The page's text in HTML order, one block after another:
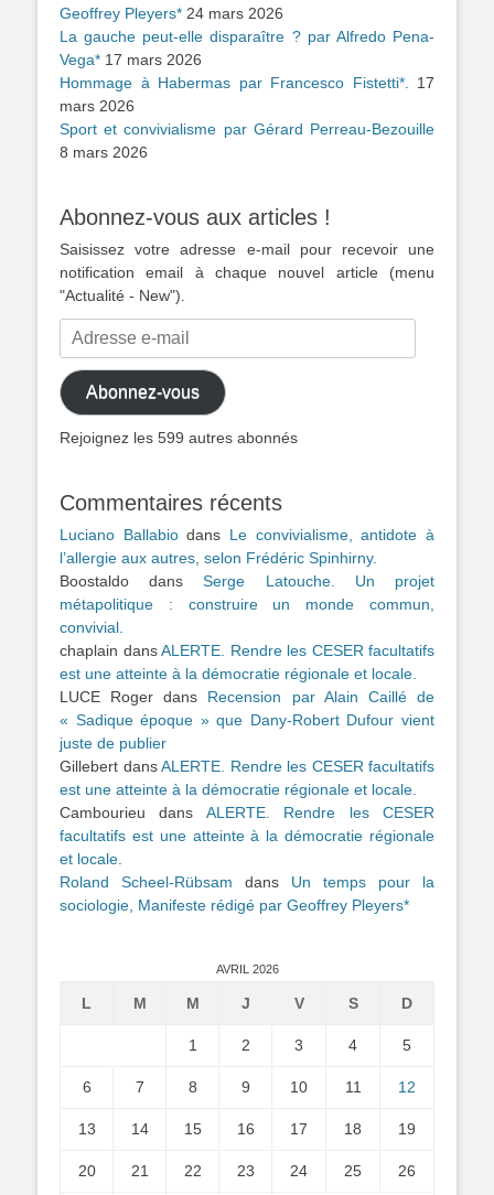
Geoffrey Pleyers* 24 mars 2026
La gauche peut-elle disparaître ? par Alfredo Pena-
Vega* 17 mars 2026
Hommage à Habermas par Francesco Fistetti*.
17
mars 2026
Sport et convivialisme par Gérard Perreau-Bezouille
8 mars 2026
Abonnez-vous aux articles !
Saisissez votre adresse e-mail pour recevoir une
notification email à chaque nouvel article (menu
"Actualité - New").
Adresse
mail
Abonnez-vous
Rejoignez les 599 autres abonnés
Commentaires récents
Luciano Ballabiodans Le convivialisme, antidote à
l’allergie aux autres, selon Frédéric Spinhirny.
Boostaldo dansSerge Latouche. Un projet
métapolitique : construire un monde commun,
convivial.
chaplain dansALERTE. Rendre les CESER facultatifs
est une atteinte à la démocratie régionale et locale.
LUCE Roger dans Recension par Alain Caillé de
« Sadique époque » que Dany-Robert Dufour vient
juste de publier
Gillebert dansALERTE. Rendre les CESER facultatifs
est une atteinte à la démocratie régionale et locale.
Cambourieu dans ALERTE. Rendre les CESER
facultatifs est une atteinte à la démocratie régionale
et locale.
Roland Scheel-Rübsam dans Un temps pour la
sociologie, Manifeste rédigé par Geoffrey Pleyers*
AVRIL 2026
L M M J V S D
1 2 3 4 5
6 7 8 9 10 11 12
13 14 15 16 17 18 19
20 21 22 23 24 25 26